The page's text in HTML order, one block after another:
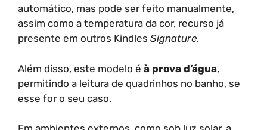
automático, mas pode ser feito manualmente,
assim como a temperatura da cor, recurso já
presente em outros Kindles Signature.
Além disso, este modelo é à prova d’água,
permitindo a leitura de quadrinhos no banho, se
esse for o seu caso.